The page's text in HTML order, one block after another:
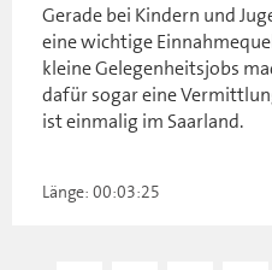
Gerade bei Kindern und
eine wichtige
kleine Gelegenheitsjobs
dafür sogar eine
ist einmalig im Saarland.
Länge: 00:03:25